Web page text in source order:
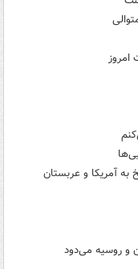
آمریکا و عربستان
و روسیه می‌دود